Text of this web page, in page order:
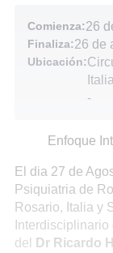
Comienza:26
Finaliza:26 de
Ubicación:
-
Enfoque
El dia 27 de
Psiquiatria de
Rosario, Italia y
Interdisciplinario
del
Dr Ricardo